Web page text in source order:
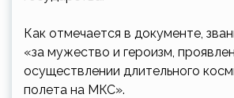
Как отмечается в документе,
«за мужество и героизм,
осуществлении длительного
полета на МКС».